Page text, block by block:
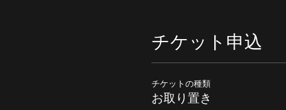
チケット申込
チケットの種類
お取り置き